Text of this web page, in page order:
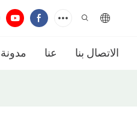
مدونة عنا الاتصال بنا